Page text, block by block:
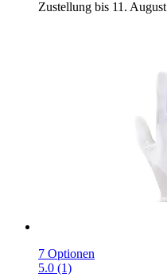
Zustellung bis 11. August
7 Optionen
5.0 (1)